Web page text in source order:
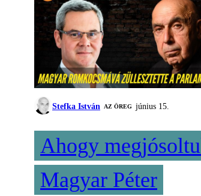
Stefka István AZ ÖREG június 15.
Ahogy
Magyar Péter